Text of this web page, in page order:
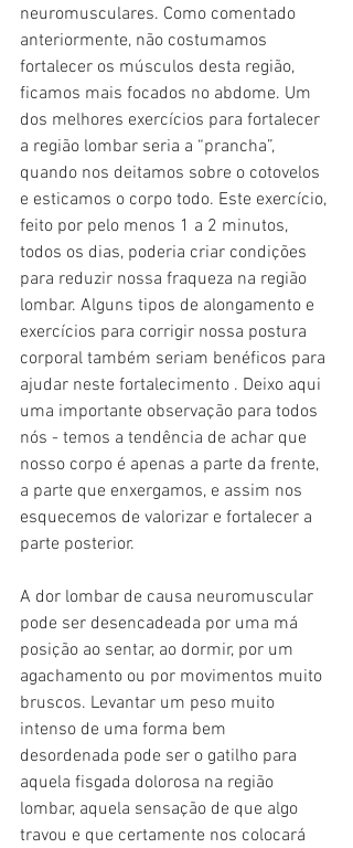
neuromusculares. Como comentado
anteriormente, não costumamos
fortalecer os músculos desta região,
ficamos mais focados no abdome. Um
dos melhores exercícios para fortalecer
a região lombar seria a “prancha”,
quando nos deitamos sobre o cotovelos
e esticamos o corpo todo. Este exercício,
feito por pelo menos 1 a 2 minutos,
todos os dias, poderia criar condições
para reduzir nossa fraqueza na região
lombar. Alguns tipos de alongamento e
exercícios para corrigir nossa postura
corporal também seriam benéficos para
ajudar neste fortalecimento . Deixo aqui
uma importante observação para todos
nós - temos a tendência de achar que
nosso corpo é apenas a parte da frente,
a parte que enxergamos, e assim nos
esquecemos de valorizar e fortalecer a
parte posterior.
A dor lombar de causa neuromuscular
pode ser desencadeada por uma má
posição ao sentar, ao dormir, por um
agachamento ou por movimentos muito
bruscos. Levantar um peso muito
intenso de uma forma bem
desordenada pode ser o gatilho para
aquela fisgada dolorosa na região
lombar, aquela sensação de que algo
travou e que certamente nos colocará